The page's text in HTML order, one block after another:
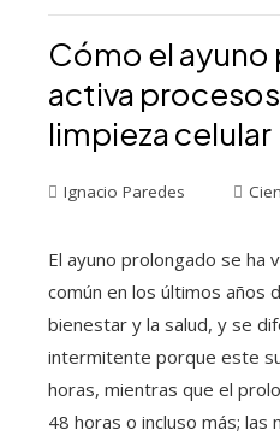
Cómo el
activa
limpieza celular
Ignacio Paredes
El ayuno prolongado se ha
común en los últimos años
bienestar y la salud, y se
intermitente porque este
horas, mientras que el
48 horas o incluso más; las